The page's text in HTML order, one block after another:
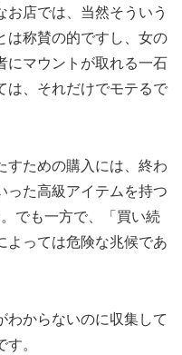
店では、当然そういう
は称賛の的ですし、女の
にマウントが取れる一石
は、それだけでモテるで
すための購入には、終わ
った高級アイテムを持つ
でも一方で、「買い続
よっては危険な兆候であ
わからないのに収集して
。